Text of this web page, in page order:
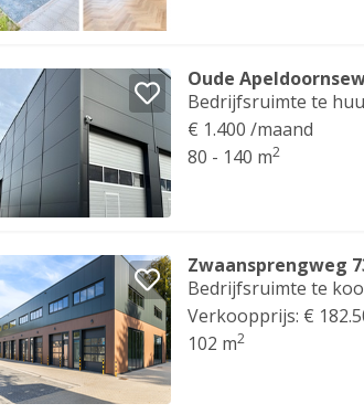
Oude
Bedrijfsruimte te
€ 1.400 /maand
80 - 140 m2
Zwaansprengweg
Bedrijfsruimte te
Verkoopprijs: €
102 m2